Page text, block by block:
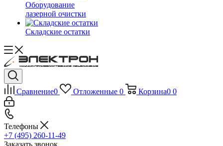
Оборудование
лазерной очистки
Складские остатки
Сравнение0 Отложенные 0 Корзина0 0
Телефоны
+7 (495) 260-11-49
Заказать звонок